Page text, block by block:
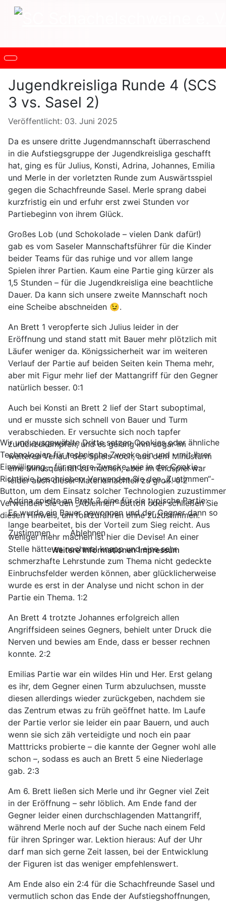
Jugendkreisliga Runde 4 (SCS
3 vs. Sasel 2)
Details
Veröffentlicht: 03. Juni 2025
Da es unsere dritte Jugendmannschaft überraschend
in die Aufstiegsgruppe der Jugendkreisliga geschafft
hat, ging es für Julius, Konsti, Adrina, Johannes, Emilia
und Merle in der vorletzten Runde zum Auswärtsspiel
gegen die Schachfreunde Sasel. Merle sprang dabei
kurzfristig ein und erfuhr erst zwei Stunden vor
Partiebeginn von ihrem Glück.
Großes Lob (und Schokolade – vielen Dank dafür!)
gab es vom Saseler Mannschaftsführer für die Kinder
beider Teams für das ruhige und vor allem lange
Spielen ihrer Partien. Kaum eine Partie ging kürzer als
1,5 Stunden – für die Jugendkreisliga eine beachtliche
Dauer. Da kann sich unsere zweite Mannschaft noch
eine Scheibe abschneiden 😉.
An Brett 1 veropferte sich Julius leider in der
Eröffnung und stand statt mit Bauer mehr plötzlich mit
Läufer weniger da. Königssicherheit war im weiteren
Verlauf der Partie auf beiden Seiten kein Thema mehr,
aber mit Figur mehr lief der Mattangriff für den Gegner
natürlich besser. 0:1
Auch bei Konsti an Brett 2 lief der Start suboptimal,
und er musste sich schnell von Bauer und Turm
verabschieden. Er versuchte sich noch tapfer
zurückzukämpfen, und es gelang ihm sogar im
weiteren Verlauf des Spiels noch, aus dem Minusturm
eine Minusqualität zu machen, aber im Endspiel war
leider auch dieser Materialnachteil zu groß. 0:2
Adrina spielte an Brett 3 eine für sie typische Partie:
Es wurde ein Bauer gewonnen und der Gegner dann so
lange bearbeitet, bis der Vorteil zum Sieg reicht. Aus
weniger mehr machen ist hier die Devise! An einer
Stelle hätte es nochmal knapp und eine sehr
schmerzhafte Lehrstunde zum Thema nicht gedeckte
Einbruchsfelder werden können, aber glücklicherweise
wurde es erst in der Analyse und nicht schon in der
Partie ein Thema. 1:2
An Brett 4 trotzte Johannes erfolgreich allen
Angriffsideen seines Gegners, behielt unter Druck die
Nerven und bewies am Ende, dass er besser rechnen
konnte. 2:2
Emilias Partie war ein wildes Hin und Her. Erst gelang
es ihr, dem Gegner einen Turm abzuluchsen, musste
diesen allerdings wieder zurückgeben, nachdem sie
das Zentrum etwas zu früh geöffnet hatte. Im Laufe
der Partie verlor sie leider ein paar Bauern, und auch
wenn sie sich zäh verteidigte und noch ein paar
Matttricks probierte – die kannte der Gegner wohl alle
schon –, sodass es auch an Brett 5 eine Niederlage
gab. 2:3
Am 6. Brett ließen sich Merle und ihr Gegner viel Zeit
in der Eröffnung – sehr löblich. Am Ende fand der
Gegner leider einen durchschlagenden Mattangriff,
während Merle noch auf der Suche nach einem Feld
für ihren Springer war. Lektion hieraus: Auf der Uhr
darf man sich gerne Zeit lassen, bei der Entwicklung
der Figuren ist das weniger empfehlenswert.
Am Ende also ein 2:4 für die Schachfreunde Sasel und
vermutlich schon das Ende der Aufstiegshoffnungen,
Wir und ausgewählte Dritte setzen Cookies oder ähnliche
Technologien für technische Zwecke ein und – mit Ihrer
Einwilligung – für andere Zwecke, wie in der Cookie-
Richtlinie beschrieben. Verwenden Sie den „Zustimmen“-
Button, um dem Einsatz solcher Technologien
Verwenden Sie den „Ablehnen“-Button oder schließen Sie
diesen Hinweis, um fortzufahren ohne zuzustimmen.
Zustimmen
Ablehnen
Weitere Informationen Impressum